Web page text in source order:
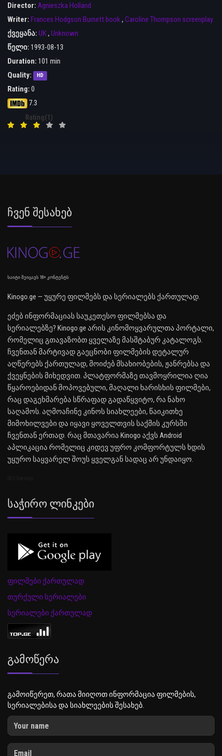
Director: Agnieszka Holland
Writer: Frances Hodgson Burnett book , Caroline Thompson screenplay
ქვეყანა: UK, Unknown
წელი: 1993-08-13
Duration: 101 min
Quality:
HD
Rating: 0
7.3
Rating(1)
Ჩვენ Შესახებ
საიტი შეიცავს 18+ კონტენტს
Kinogo.ge — უყურე ფილმებს და სერიალებს ქართულად.
ეძებ ინფორმაციას საუკეთესო ფილმებსა და
სერიალებზე? Kinogo.ge არის კინომოყვარულთა პორტალი,
რომელიც გთავაზობთ ყველაზე მასშტაბურ კატალოგს.
ჩვენთან მარტივად გაეცნობი ფილმების დეტალურ
აღწერებს ქართულად, მოიძებ მსახიობების, ჟანრებსა და
ქვეყნების მიხედვით. პლატფორმაზე თავმოყრილია ღია
წყაროებიდან მოპოვებული, მაღალი ხარისხის ფილმები,
რაც დაგეხმარება სწრაფად გადაწყვიტო, რა ნახო
საღამოს. აღმოაჩინე კინოს სიახლეები, წაიკითხე
მიმოხილვები და იყავი ყოველთვის საქმის კურსში
ჩვენთან ერთად. რაც მთავარია Kinogo აქვს Android
აპლიკაცია რომელიც კიდევ უფრო კომფორტულს ხდის
უყურო საყვარელ შოუს ყველგან სადაც არ უნდაიყო.
Საჭირო Ლინკები
ფილმები ქართულად
თურქული სერიალები
სერიალები ქართულად
Გამოწერა
გამოიწერეთ, რათა მიიღოთ ინფორმაცია ფილმების,
სერიალებისა და სიახლეების შესახებ.